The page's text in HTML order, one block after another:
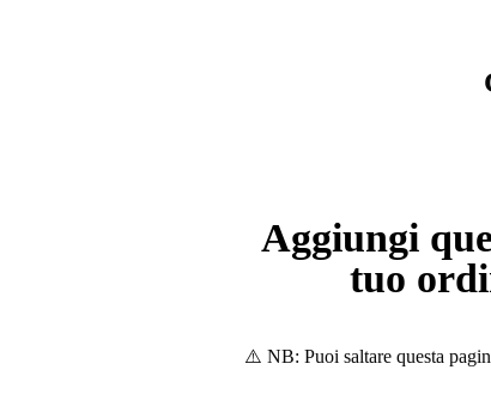
Aggiungi
tuo
⚠️ NB: Puoi saltare questa